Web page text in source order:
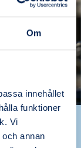
Om
innehållet
funktioner
Vi
annan